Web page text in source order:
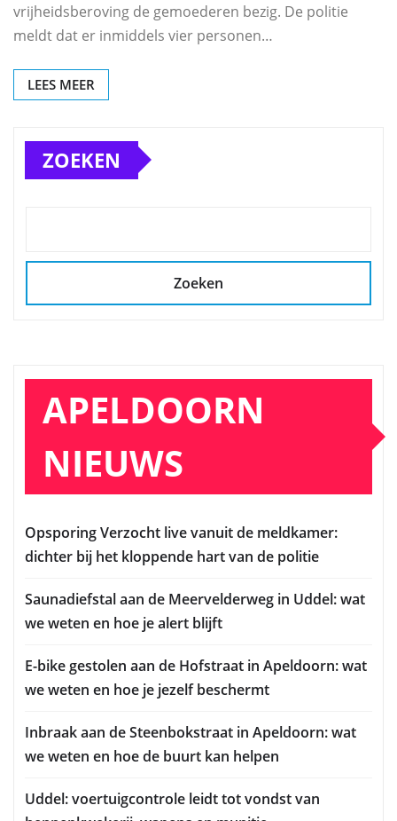
vrijheidsberoving de gemoederen bezig. De politie
meldt dat er inmiddels vier personen…
LEES MEER
ZOEKEN
Zoeken
APELDOORN
NIEUWS
Opsporing Verzocht live vanuit de meldkamer:
dichter bij het kloppende hart van de politie
Saunadiefstal aan de Meervelderweg in Uddel: wat
we weten en hoe je alert blijft
E-bike gestolen aan de Hofstraat in Apeldoorn: wat
we weten en hoe je jezelf beschermt
Inbraak aan de Steenbokstraat in Apeldoorn: wat
we weten en hoe de buurt kan helpen
Uddel: voertuigcontrole leidt tot vondst van